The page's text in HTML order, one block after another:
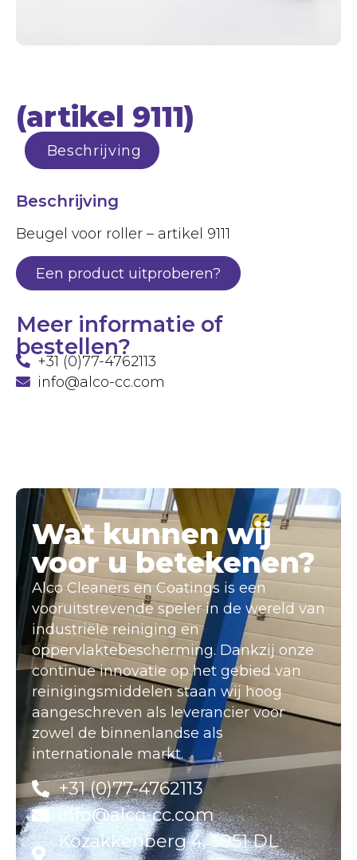
(artikel 9111)
Beschrijving
Beschrijving
Beugel voor roller – artikel 9111
Een product uitproberen?
Meer informatie of
bestellen?
+31 (0)77-4762113
info@alco-cc.com
Wat kunnen wij
voor u betekenen?
Alco Cleaners en Coatings is een
vooruitstrevende speler in de wereld van
industriële reiniging en
oppervlaktebescherming. Dankzij onze
continue innovatie op het gebied van
reinigingsmiddelen staan wij hoog
aangeschreven als leverancier voor
zowel de binnenlandse als
internationale markt.
+31 (0)77-4762113
info@alco-cc.com
Kozakkenberg 4, 5951 DL